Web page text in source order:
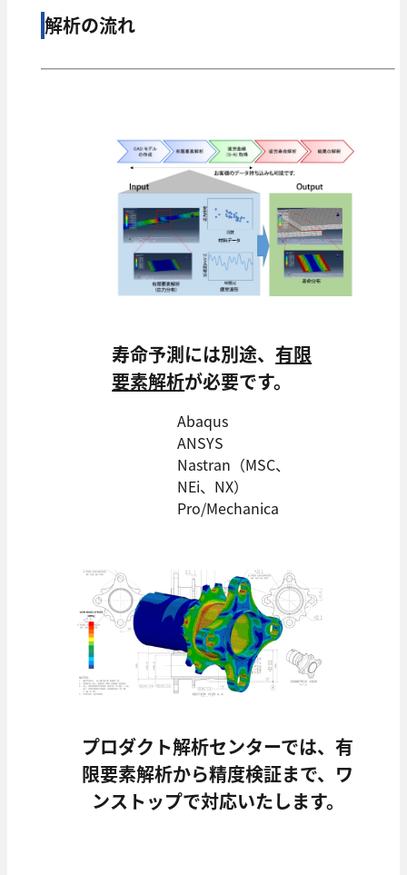
解析の流れ
寿命予測には別途、有限
要素解析が必要です。
Abaqus
ANSYS
Nastran（MSC、
NEi、NX）
Pro/Mechanica
プロダクト解析センターでは、有
限要素解析から精度検証まで、ワ
ンストップで対応いたします。